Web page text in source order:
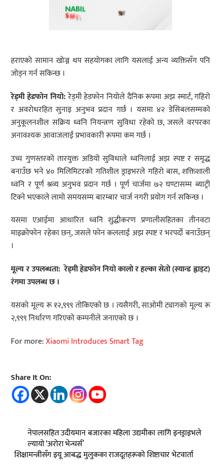
हराएको सामान खोज्न थप सहयोगका लागि यसलाई अन्य व्यक्तिसँग पनि
जोड्न गर्न सकिन्छ ।
रेड्मी हेडफोन नियो:रेड्मी हेडफोन नियोले दैनिक रूपमा अझ स्मार्ट, गहिरो
र अवरोधरहित सुनाइ अनुभव प्रदान गर्छ । यसमा ४२ डेसिबलसम्मको
अनुकूलनशील सक्रिय ध्वनि नियन्त्रण सुविधा रहेको छ, जसले वरपरका
अनावश्यक आवाजलाई प्रभावकारी रूपमा कम गर्छ ।
उच्च गुणस्तरको तारयुक्त अडियो सुविधाले ध्वनिलाई अझ स्पष्ट र समृद्ध
बनाउँछ भने ४० मिलिमिटरको गतिशील ड्राइभरले गहिरो बास, शक्तिशाली
ध्वनि र पूर्ण श्रव्य अनुभव प्रदान गर्छ । पूर्ण चार्जमा ७२ घण्टासम्म ब्याट्री
टिक्ने भएकाले लामो समयसम्म बारम्बार चार्ज नगरी प्रयोग गर्न सकिन्छ ।
यसमा एआईमा आधारित ध्वनि शुद्धीकरण प्रणालीसहितका तीनवटा
माइक्रोफोन रहेका छन्, जसले फोन कललाई अझ स्पष्ट र भरपर्दो बनाउँछन्
।
मूल्य र उपलब्धता: रेड्मी हेडफोन नियो कालो र हल्का सेतो (स्यान्ड ह्वाइट)
रंगमा उपलब्ध छ ।
यसको मूल्य रू १२,९९९ तोकिएको छ । त्यसैगरी, साओमी ट्यागको मूल्य रू
२,९९९ निर्धारण गरिएको कम्पनीले जनाएको छ ।
For more:Xiaomi Introduces Smart Tag
Share It On:
नेपालसहित उदीयमान बजारका महिला उद्यमीका लागि इनड्राइभले
ल्यायो ‘अरोरा भेन्चर्स’
शिक्षामन्त्रीसँग इयू आबद्ध मुलुकका राजदूतहरूको शिष्टाचार भेटवार्ता